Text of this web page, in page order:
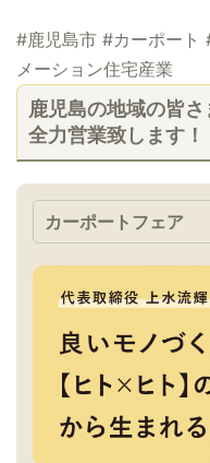
#鹿児島市 #カーポート
メーション住宅産業
鹿児島の地域の皆
全力営業致します！
カーポートフェア